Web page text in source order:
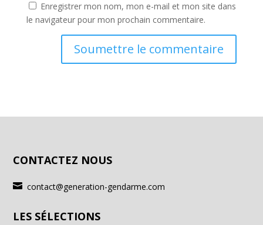
Enregistrer mon nom, mon e-mail et mon site dans
le navigateur pour mon prochain commentaire.
Soumettre le commentaire
CONTACTEZ NOUS
contact@generation-gendarme.com
LES SÉLECTIONS